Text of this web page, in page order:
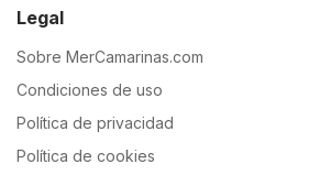
Legal
Sobre MerCamarinas.com
Condiciones de uso
Política de privacidad
Política de cookies